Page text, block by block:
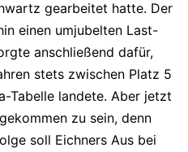
gearbeitet hatte. Der
einen umjubelten Last-
anschließend dafür,
stets zwischen Platz 5
Tabelle landete. Aber jetzt
zu sein, denn
soll Eichners Aus bei